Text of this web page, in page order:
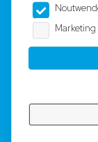
Impressum
Dateschutz
Marketing